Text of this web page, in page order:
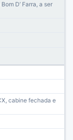
D’ Farra, a ser
cabine fechada e